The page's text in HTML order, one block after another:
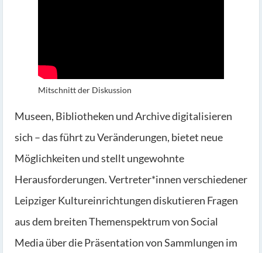
Mitschnitt der Diskussion
Museen, Bibliotheken und Archive digitalisieren
sich – das führt zu Veränderungen, bietet neue
Möglichkeiten und stellt ungewohnte
Herausforderungen. Vertreter*innen verschiedener
Leipziger Kultureinrichtungen diskutieren Fragen
aus dem breiten Themenspektrum von Social
Media über die Präsentation von Sammlungen im